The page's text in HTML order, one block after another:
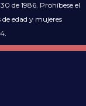
de 1986. Prohíbese el
edad y mujeres